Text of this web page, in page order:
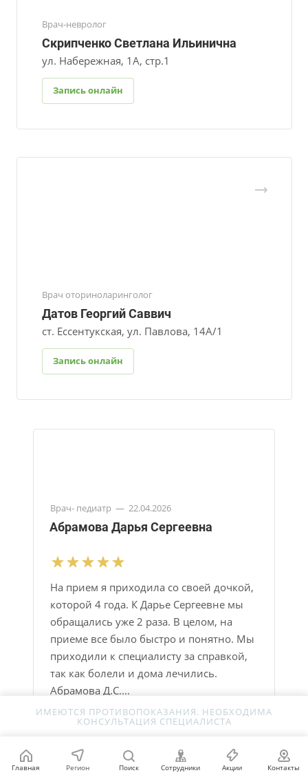
Врач-невролог
Скрипченко Светлана Ильинична
ул. Набережная, 1А, стр.1
Запись онлайн
Врач оториноларинголог
Датов Георгий Саввич
ст. Ессентукская, ул. Павлова, 14А/1
Запись онлайн
Врач- педиатр — 22.04.2026
Абрамова Дарья Сергеевна
На прием я приходила со своей дочкой,
которой 4 года. К Дарье Сергеевне мы
обращались уже 2 раза. В целом, на
приеме все было быстро и понятно. Мы
приходили к специалисту за справкой​,
так как болели и дома лечились.
Абрамова Д.С....
ИМЕЮТСЯ ПРОТИВОПОКАЗАНИЯ. НЕОБХОДИМА
КОНСУЛЬТАЦИЯ СПЕЦИАЛИСТА
Главная Регион Поиск Сотрудники Акции Контакты